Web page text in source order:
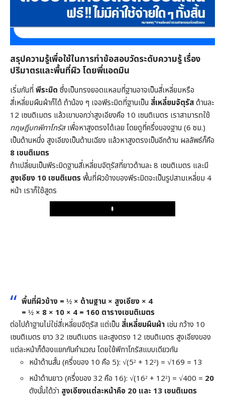
สรุปความรู้เพื่อใช้ในการทำข้อสอบวัดระดับความรู้ เรื่อง
ปริมาตรและพื้นที่ผิว โดยพี่แอดมิน
​เริ่มกันที่ พีระมิด ซึ่งเป็นทรงยอดแหลมที่ฐานอาจเป็นสี่เหลี่ยมหรือ
สี่เหลี่ยมผืนผ้าก็ได้ ถ้าน้อง ๆ เจอพีระมิดที่ฐานเป็น สี่เหลี่ยมจัตุรัสด้านละ
12 เซนติเมตร แล้วเขาบอกว่าสูงเอียงคือ 10 เซนติเมตร เราสามารถใช้
ทฤษฎีบทพีทาโกรัสเพื่อหาสูงตรงได้เลย โดยดูที่ครึ่งของฐาน (6 ซม.)
เป็นด้านหนึ่ง สูงเอียงเป็นด้านเฉียง แล้วหาสูงตรงเป็นอีกด้าน ผลลัพธ์ก็คือ
8 เซนติเมตร
ถ้าเปลี่ยนเป็นพีระมิดฐานสี่เหลี่ยมจัตุรัสที่ยาวด้านละ 8 เซนติเมตร และมี
สูงเอียง 10 เซนติเมตรพื้นที่ผิวข้างของพีระมิดจะเป็นรูปสามเหลี่ยม 4
หน้า เราก็ใช้สูตร
Play
พื้นที่ผิวข้าง = ½ × ด้านฐาน × สูงเอียง × 4
= ½ × 8 × 10 × 4 = 160 ตารางเซนติเมตร
ต่อไปถ้าฐานไม่ใช่สี่เหลี่ยมจัตุรัส แต่เป็น สี่เหลี่ยมผืนผ้า เช่น กว้าง 10
เซนติเมตร ยาว 32 เซนติเมตร และสูงตรง 12 เซนติเมตร สูงเอียงของ
แต่ละหน้าก็ต้องแยกกันคำนวณ โดยใช้พีทาโกรัสแบบเดียวกัน
หน้าด้านสั้น (ครึ่งของ 10 คือ 5): √(5² + 12²) = √169 = 13
หน้าด้านยาว (ครึ่งของ 32 คือ 16): √(16² + 12²) = √400 = 20
ดังนั้นได้ว่า สูงเอียงแต่ละหน้าคือ 20 และ 13 เซนติเมตร